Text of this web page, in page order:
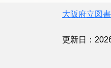
大阪府立図
更新日：